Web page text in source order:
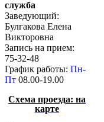
служба
Заведующий:
Булгакова Елена
Викторовна
Запись на прием:
75-32-48
График работы: Пн-
Пт 08.00-19.00
Схема проезда: на
карте